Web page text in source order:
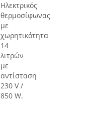
Hλεκτρικός
θερμοσίφωνας
με
χωρητικότητα
14
λιτρών
με
αντίσταση
230 V /
850 W.